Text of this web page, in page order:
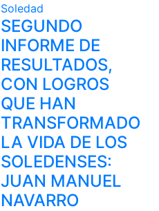
Soledad
SEGUNDO
INFORME DE
RESULTADOS,
CON LOGROS
QUE HAN
TRANSFORMADO
LA VIDA DE LOS
SOLEDENSES:
JUAN MANUEL
NAVARRO